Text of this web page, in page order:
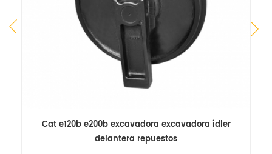
Cat e120b e200b excavadora excavadora idler
delantera repuestos